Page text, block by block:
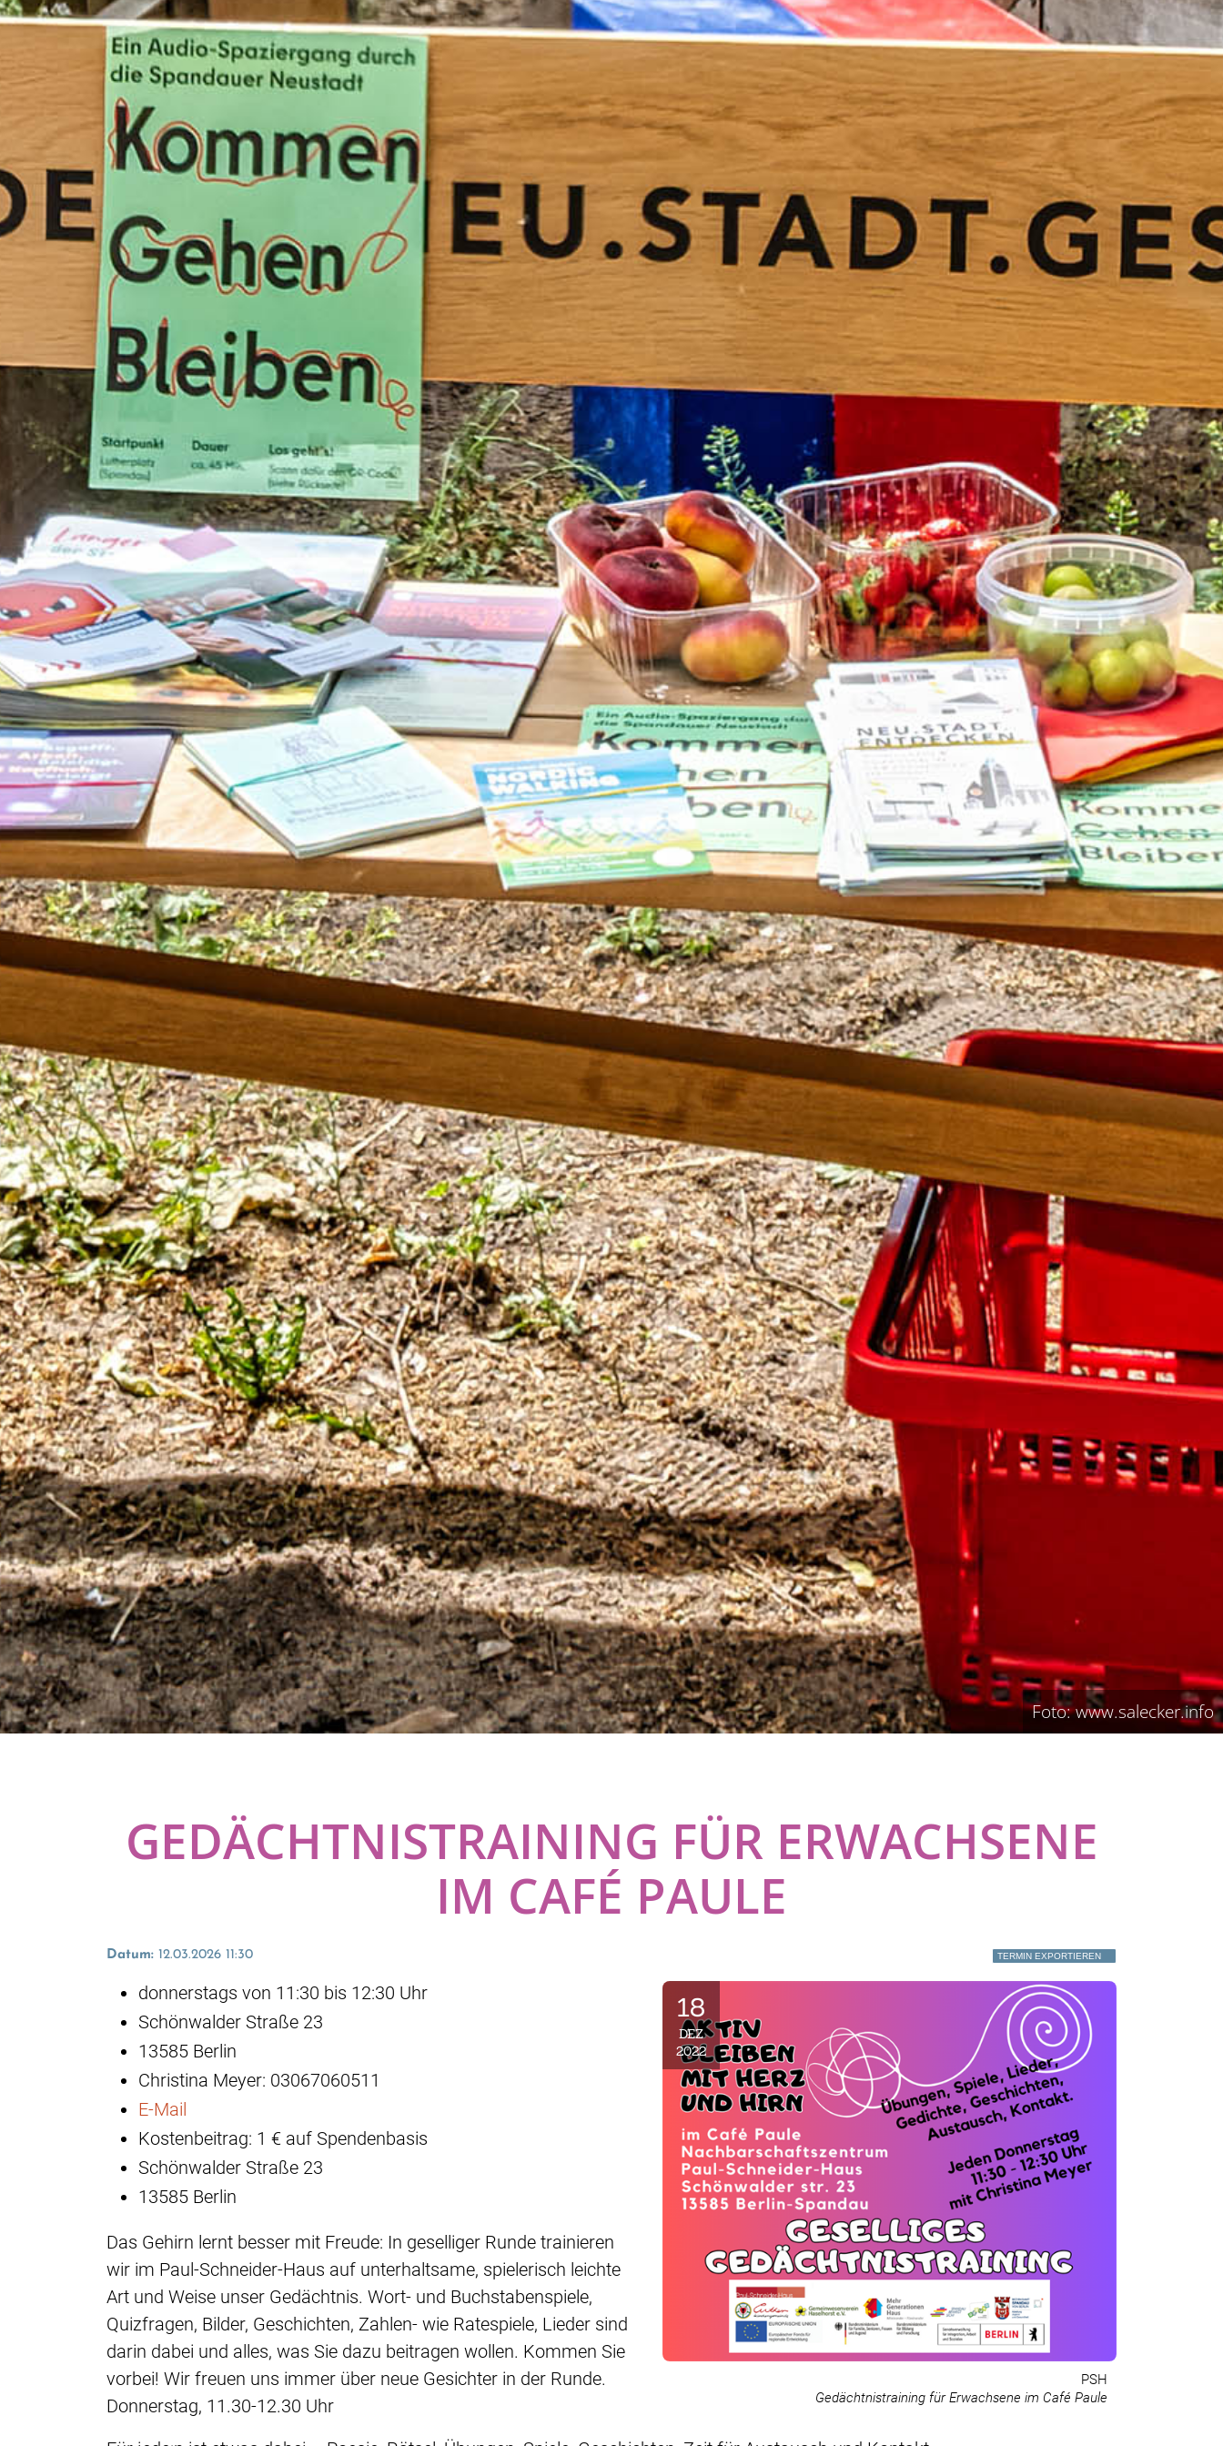
Foto: www.salecker.info
GEDÄCHTNISTRAINING FÜR ERWACHSENE
IM CAFÉ PAULE
Datum: 12.03.2026 11:30 TERMIN EXPORTIEREN
18
DEZ
2022
PSH
Gedächtnistraining für Erwachsene im Café Paule
donnerstags von 11:30 bis 12:30 Uhr
Schönwalder Straße 23
13585 Berlin
Christina Meyer: 03067060511
E-Mail
Kostenbeitrag: 1 € auf Spendenbasis
Schönwalder Straße 23
13585 Berlin
Das Gehirn lernt besser mit Freude: In geselliger Runde trainieren
wir im Paul-Schneider-Haus auf unterhaltsame, spielerisch leichte
Art und Weise unser Gedächtnis. Wort- und Buchstabenspiele,
Quizfragen, Bilder, Geschichten, Zahlen- wie Ratespiele, Lieder sind
darin dabei und alles, was Sie dazu beitragen wollen. Kommen Sie
vorbei! Wir freuen uns immer über neue Gesichter in der Runde.
Donnerstag, 11.30-12.30 Uhr